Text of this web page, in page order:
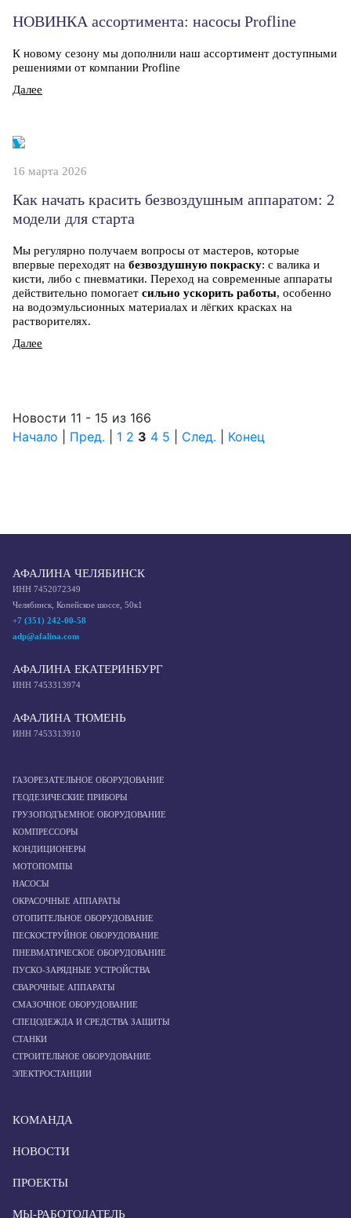
НОВИНКА ассортимента: насосы Profline
К новому сезону мы дополнили наш ассортимент доступными
решениями от компании Profline
Далее
16 марта 2026
Как начать красить безвоздушным аппаратом: 2
модели для старта
Мы регулярно получаем вопросы от мастеров, которые
впервые переходят на безвоздушную покраску: с валика и
кисти, либо с пневматики. Переход на современные аппараты
действительно помогает сильно ускорить работы, особенно
на водоэмульсионных материалах и лёгких красках на
растворителях.
Далее
Новости 11 - 15 из 166
Начало
Пред. 1 2 3 4 5 След. Конец
АФАЛИНА ЧЕЛЯБИНСК
ИНН 7452072349
Челябинск, Копейское шоссе, 50к1
+7 (351) 242-00-58
adp@afalina.com
АФАЛИНА ЕКАТЕРИНБУРГ
ИНН 7453313974
АФАЛИНА ТЮМЕНЬ
ИНН 7453313910
ГАЗОРЕЗАТЕЛЬНОЕ ОБОРУДОВАНИЕ
ГЕОДЕЗИЧЕСКИЕ ПРИБОРЫ
ГРУЗОПОДЪЕМНОЕ ОБОРУДОВАНИЕ
КОМПРЕССОРЫ
КОНДИЦИОНЕРЫ
МОТОПОМПЫ
НАСОСЫ
ОКРАСОЧНЫЕ АППАРАТЫ
ОТОПИТЕЛЬНОЕ ОБОРУДОВАНИЕ
ПЕСКОСТРУЙНОЕ ОБОРУДОВАНИЕ
ПНЕВМАТИЧЕСКОЕ ОБОРУДОВАНИЕ
ПУСКО-ЗАРЯДНЫЕ УСТРОЙСТВА
СВАРОЧНЫЕ АППАРАТЫ
СМАЗОЧНОЕ ОБОРУДОВАНИЕ
СПЕЦОДЕЖДА И СРЕДСТВА ЗАЩИТЫ
СТАНКИ
СТРОИТЕЛЬНОЕ ОБОРУДОВАНИЕ
ЭЛЕКТРОСТАНЦИИ
КОМАНДА
НОВОСТИ
ПРОЕКТЫ
МЫ-РАБОТОДАТЕЛЬ